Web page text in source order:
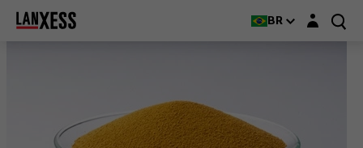
BR Login layer